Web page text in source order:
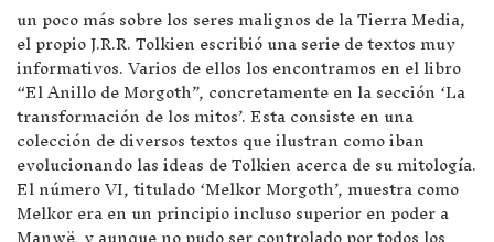
un poco más sobre los seres malignos de la Tierra Media,
el propio J.R.R. Tolkien escribió una serie de textos muy
informativos. Varios de ellos los encontramos en el libro
“El Anillo de Morgoth”, concretamente en la sección ‘La
transformación de los mitos’. Esta consiste en una
colección de diversos textos que ilustran como iban
evolucionando las ideas de Tolkien acerca de su mitología.
El número VI, titulado ‘Melkor Morgoth’, muestra como
Melkor era en un principio incluso superior en poder a